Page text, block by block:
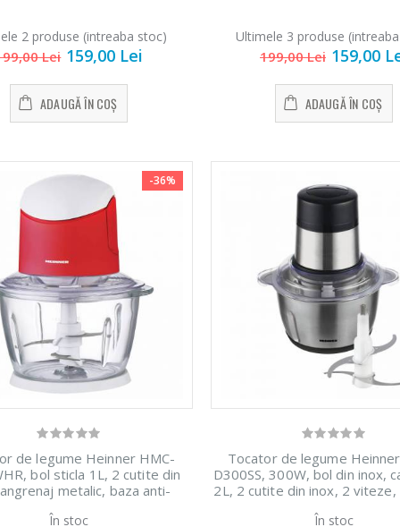
2 produse (intreaba stoc)
Lei 159,00 Lei
ADAUGĂ ÎN COȘ
Ultimele 3 produse
199,00 Lei 159,00
ADAUGĂ ÎN COȘ
-36%
de legume Heinner HMC-
bol sticla 1L, 2 cutite din
metalic, baza anti-
culoare alb/rosu
În stoc
Tocator de legume
D300SS, 300W, bol din inox,
2L, 2 cutite din inox, 2 viteze,
În stoc